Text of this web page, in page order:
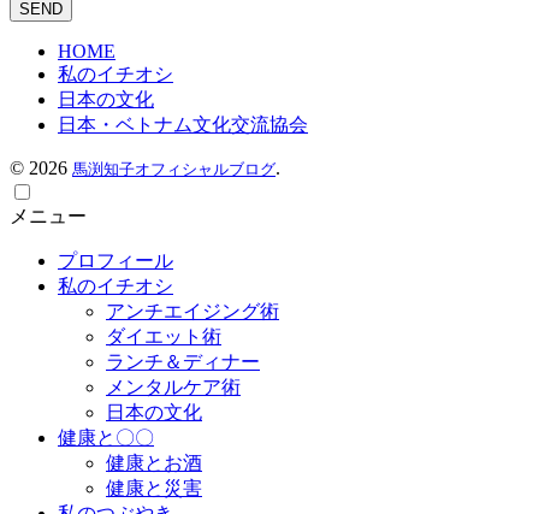
HOME
私のイチオシ
日本の文化
日本・ベトナム文化交流協会
© 2026 馬渕知子オフィシャルブログ.
メニュー
プロフィール
私のイチオシ
アンチエイジング術
ダイエット術
ランチ＆ディナー
メンタルケア術
日本の文化
健康と〇〇
健康とお酒
健康と災害